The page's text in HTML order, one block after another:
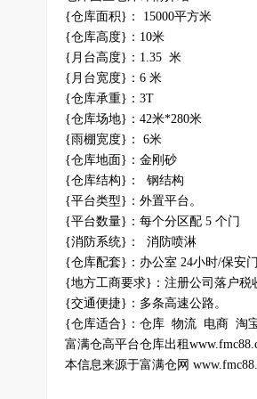
{仓库面积}： 15000平方米
{仓库高度}：10米
{月台高度}：1.35 米
{月台宽度}：6 米
{仓库承重}：3T
{仓库场地}：42米*280米
{雨棚宽度}： 6米
{仓库地面}：金刚砂
{仓库结构}： 钢结构
{平台类型}：外置平台。
{平台数量}：每个分区配 5 个门
{消防系统}： 消防喷淋
{仓库配套}：办公室 24小时/保安
{地方工商要求}：注册公司落户税
{交通便捷}：多条高速公路。
{仓库适合}：仓库 物流 电商 淘
富满仓高平台仓库出租
本信息来源于富满仓网